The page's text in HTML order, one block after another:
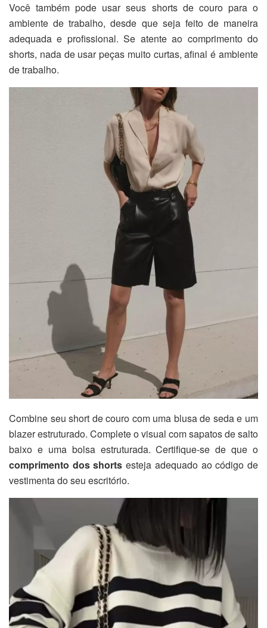
Você também pode usar seus shorts de couro para o
ambiente de trabalho, desde que seja feito de maneira
adequada e profissional. Se atente ao comprimento do
shorts, nada de usar peças muito curtas, afinal é ambiente
de trabalho.
Combine seu short de couro com uma blusa de seda e um
blazer estruturado. Complete o visual com sapatos de salto
baixo e uma bolsa estruturada. Certifique-se de que o
comprimento dos shorts esteja adequado ao código de
vestimenta do seu escritório.